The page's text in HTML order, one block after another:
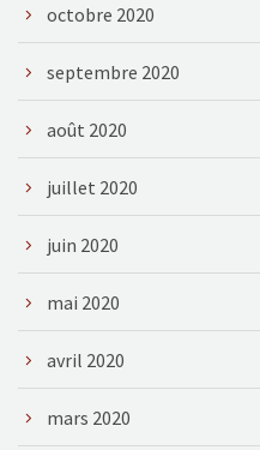
octobre 2020
septembre 2020
août 2020
juillet 2020
juin 2020
mai 2020
avril 2020
mars 2020